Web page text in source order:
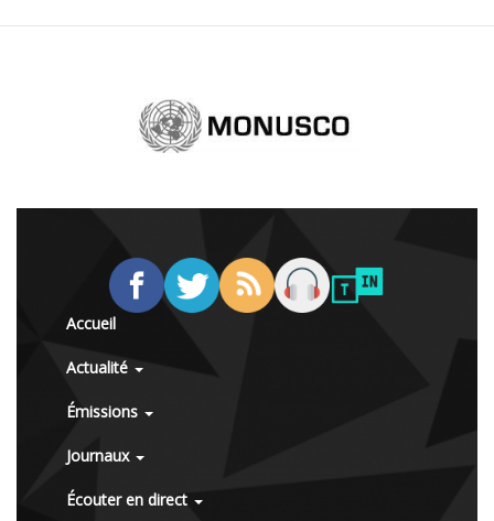
Accueil
Actualité
Émissions
Journaux
Écouter en direct